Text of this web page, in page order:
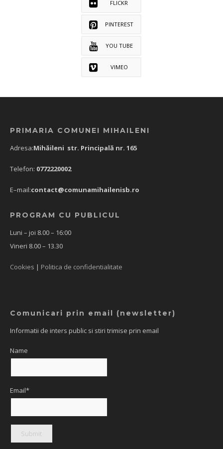
FLICKR
PINTEREST
YOU TUBE
VIMEO
PRIMARIA COMUNEI MIHAILENI
Adresa:Mihăileni str. Principală nr. 165
Telefon: 0772220002
E–mail:contact@comunamihailenisb.ro
PROGRAM CU PUBLICUL
Luni – joi 8.00 – 16:00
Vineri 8.00 – 13.30
Cookies | Politica de confidentialitate
Comunicari prin email (newsletter)
Informatii de inters public si stiri trimise prin email
Name
Email*